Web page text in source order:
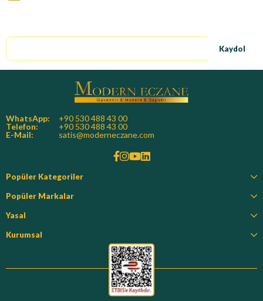
Kaydol
WhatsApp:
+90 530 488 43 00
Telefon:
+90 530 488 43 00
E-Mail:
satis@moderneczane.com
Popüler Kategoriler
Popüler Markalar
Yasal
Kurumsal